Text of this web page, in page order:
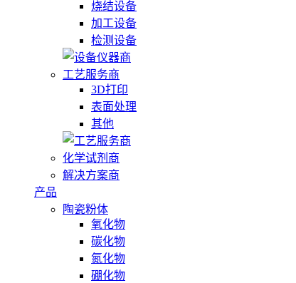
烧结设备
加工设备
检测设备
工艺服务商
3D打印
表面处理
其他
化学试剂商
解决方案商
产品
陶瓷粉体
氧化物
碳化物
氮化物
硼化物